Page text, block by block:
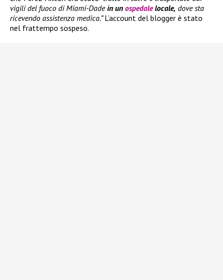
vigili del fuoco di Miami-Dadein un ospedalelocale, dove sta
ricevendo assistenza medica.”L’account del blogger è stato
nel frattempo sospeso.